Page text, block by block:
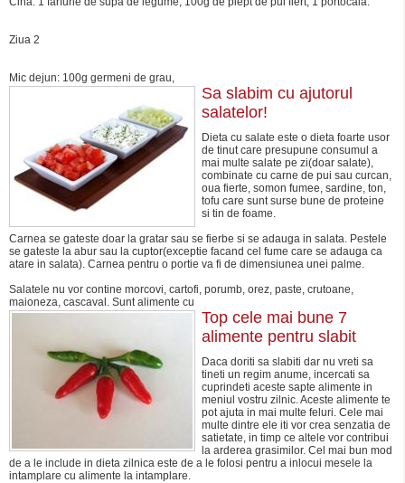
Ziua 2
Mic dejun: 100g germeni de grau,
Sa slabim cu ajutorul
salatelor!
Dieta cu salate este o dieta foarte usor
de tinut care presupune consumul a
mai multe salate pe zi(doar salate),
combinate cu carne de pui sau curcan,
oua fierte, somon fumee, sardine, ton,
tofu care sunt surse bune de proteine
si tin de foame.
Carnea se gateste doar la gratar sau se fierbe si se adauga in salata. Pestele
se gateste la abur sau la cuptor(exceptie facand cel fume care se adauga ca
atare in salata). Carnea pentru o portie va fi de dimensiunea unei palme.
Salatele nu vor contine morcovi, cartofi, porumb, orez, paste, crutoane,
maioneza, cascaval. Sunt alimente cu
Top cele mai bune 7
alimente pentru slabit
Daca doriti sa slabiti dar nu vreti sa
tineti un regim anume, incercati sa
cuprindeti aceste sapte alimente in
meniul vostru zilnic. Aceste alimente te
pot ajuta in mai multe feluri. Cele mai
multe dintre ele iti vor crea senzatia de
satietate, in timp ce altele vor contribui
la arderea grasimilor. Cel mai bun mod
de a le include in dieta zilnica este de a le folosi pentru a inlocui mesele la
intamplare cu alimente la intamplare.